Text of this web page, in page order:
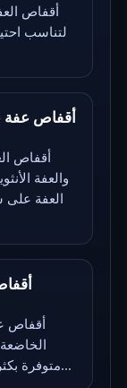
أقفاص
لتناسب
أقفاص عفة
أقفاص
والعفة
العفة
أقفاص
متوفرة بكثرة ومثالية للمبتدئين. المادة المصنوع منه...